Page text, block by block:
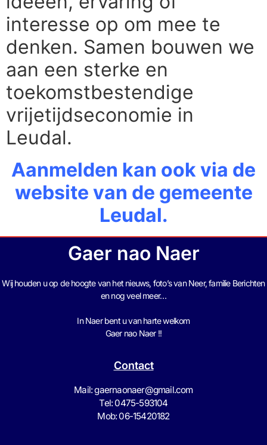
interesse op om mee te
denken. Samen bouwen we
aan een sterke en
toekomstbestendige
vrijetijdseconomie in
Leudal.
Aanmelden kan ook via de
website van de gemeente
Leudal.
Gaer nao Naer
Wij houden u op de hoogte van het nieuws, foto’s van Neer, familie Berichten
en nog veel meer…
In Naer bent u van harte welkom
Gaer nao Naer !!
Contact
Mail: gaernaonaer@gmail.com
Tel: 0475-593104
Mob: 06-15420182